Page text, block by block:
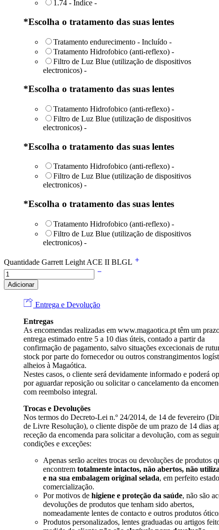
1.74 - Índice -
*Escolha o tratamento das suas lentes
Tratamento endurecimento - Incluído -
Tratamento Hidrofobico (anti-reflexo) -
Filtro de Luz Blue (utilização de dispositivos
electronicos) -
*Escolha o tratamento das suas lentes
Tratamento Hidrofobico (anti-reflexo) -
Filtro de Luz Blue (utilização de dispositivos
electronicos) -
*Escolha o tratamento das suas lentes
Tratamento Hidrofobico (anti-reflexo) -
Filtro de Luz Blue (utilização de dispositivos
electronicos) -
*Escolha o tratamento das suas lentes
Tratamento Hidrofobico (anti-reflexo) -
Filtro de Luz Blue (utilização de dispositivos
electronicos) -
Quantidade Garrett Leight ACE II BLGL
Adicionar
Entrega e Devolução
Entregas
As encomendas realizadas em www.magaotica.pt têm um
entrega estimado entre 5 a 10 dias úteis, contado a partir da
confirmação de pagamento, salvo situações excecionais de
stock por parte do fornecedor ou outros constrangimentos
alheios à Magaótica.
Nestes casos, o cliente será devidamente informado e poderá
por aguardar reposição ou solicitar o cancelamento da
com reembolso integral.
Trocas e Devoluções
Nos termos do Decreto-Lei n.º 24/2014, de 14 de fevereiro
de Livre Resolução), o cliente dispõe de um prazo de 14 dias
receção da encomenda para solicitar a devolução, com as
condições e exceções:
Apenas serão aceites trocas ou devoluções de produtos
encontrem totalmente intactos, não abertos, não
e na sua embalagem original selada, em perfeito
comercialização.
Por motivos de higiene e proteção da saúde, não são
devoluções de produtos que tenham sido abertos,
nomeadamente lentes de contacto e outros produtos
Produtos personalizados, lentes graduadas ou artigos